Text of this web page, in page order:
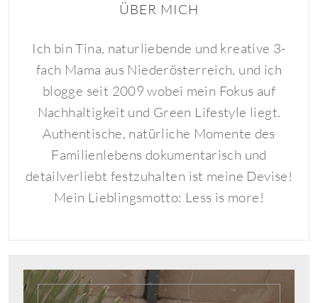
ÜBER MICH
Ich bin Tina, naturliebende und kreative 3-
fach Mama aus Niederösterreich, und ich
blogge seit 2009 wobei mein Fokus auf
Nachhaltigkeit und Green Lifestyle liegt.
Authentische, natürliche Momente des
Familienlebens dokumentarisch und
detailverliebt festzuhalten ist meine Devise!
Mein Lieblingsmotto: Less is more!